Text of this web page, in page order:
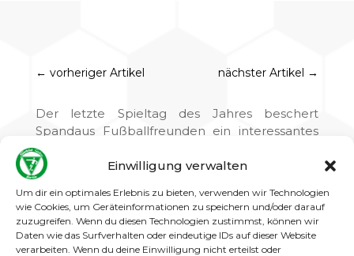
Einwilligung verwalten
Um dir ein optimales Erlebnis zu bieten, verwenden wir Technologien
wie Cookies, um Geräteinformationen zu speichern und/oder darauf
zuzugreifen. Wenn du diesen Technologien zustimmst, können wir
Daten wie das Surfverhalten oder eindeutige IDs auf dieser Website
verarbeiten. Wenn du deine Einwilligung nicht erteilst oder
← vorheriger Artikel nächster Artikel →
Der letzte Spieltag des Jahres beschert
Spandaus Fußballfreunden ein interessantes
Landesligaderby. Der FC Spandau 06
empfängt am Sonntag, 18.12.2016, zum
Spitzenspiel den SC Gatow. Anpfiff am
Ziegelhof ist um 10.45 Uhr.
Gatow II tritt am Sonntag in der KL-A um 12.30
Uhr beim SD Croatia im Friedrich-Ebert-